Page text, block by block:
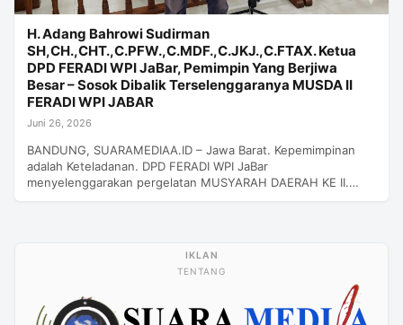
H. Adang Bahrowi Sudirman
SH,CH.,CHT.,C.PFW.,C.MDF.,C.JKJ.,C.FTAX. Ketua
DPD FERADI WPI JaBar, Pemimpin Yang Berjiwa
Besar – Sosok Dibalik Terselenggaranya MUSDA II
FERADI WPI JABAR
Juni 26, 2026
BANDUNG, SUARAMEDIAA.ID – Jawa Barat. Kepemimpinan
adalah Keteladanan. DPD FERADI WPI JaBar
menyelenggarakan pergelatan MUSYARAH DAERAH KE II.…
TENTANG